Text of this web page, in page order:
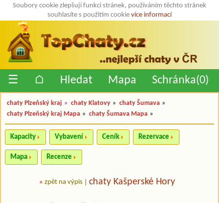
Soubory cookie zlepšují funkci stránek, používáním těchto stránek
souhlasíte s použitím cookie více informací
☰ ⌂ Hledat Mapa Schránka(0)
chaty Plzeňský kraj » chaty Klatovy » chaty Šumava »
chaty Plzeňský kraj Mapa » chaty Šumava Mapa »
Kapacity Vybavení Ceník Rezervace
Mapa Recenze
« zpět na výpis chaty Kašperské Hory